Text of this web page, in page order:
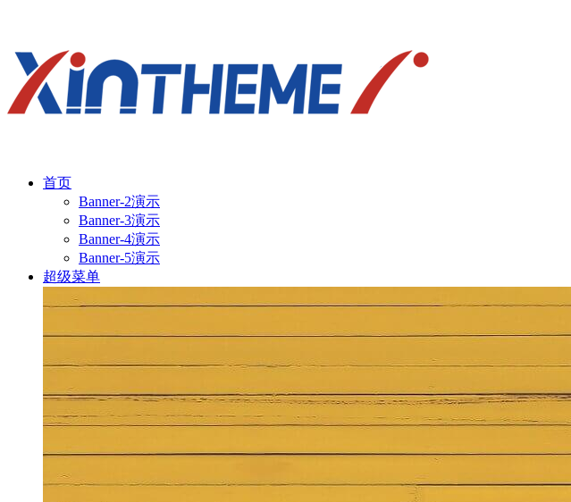
首页
Banner-2演示
Banner-3演示
Banner-4演示
Banner-5演示
超级菜单